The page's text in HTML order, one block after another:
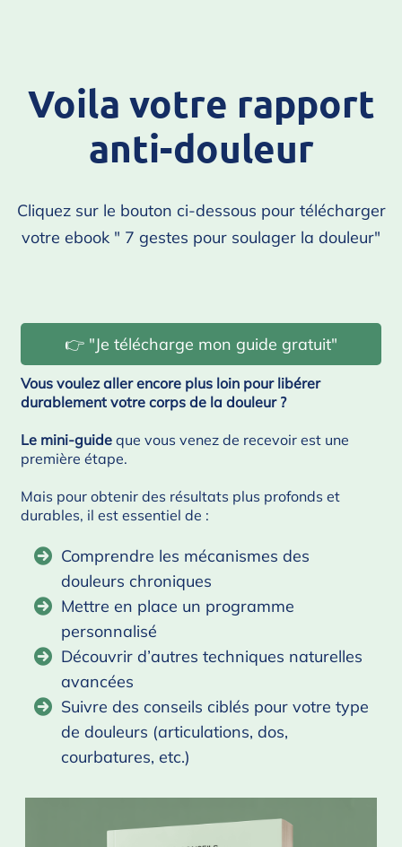
Voila votre rapport
anti-douleur
Cliquez sur le bouton ci-dessous pour télécharger
votre ebook " 7 gestes pour soulager la douleur"
👉 "Je télécharge mon guide gratuit"
Vous voulez aller encore plus loin pour libérer
durablement votre corps de la douleur ?
Le mini-guide que vous venez de recevoir est une
première étape.
Mais pour obtenir des résultats plus profonds et
durables, il est essentiel de :
Comprendre les mécanismes des
douleurs chroniques
Mettre en place un programme
personnalisé
Découvrir d’autres techniques naturelles
avancées
Suivre des conseils ciblés pour votre type
de douleurs (articulations, dos,
courbatures, etc.)